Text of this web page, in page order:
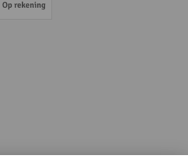
(Visa)
Op rekening